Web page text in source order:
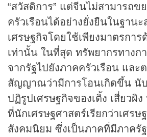
“สวัสดิการ” แต่จีนไม่สามารถข
ครัวเรือนได้อย่างยั่งยืนในฐาน
เศรษฐกิจโดยใช้เพียงมาตรกา
เท่านั้น ในที่สุด ทรัพยากรทางก
จากรัฐไปยังภาคครัวเรือน และ
สัญญาณว่ามีการโอนเกิดขึ้น นั
ปฏิรูปเศรษฐกิจของเติ้ง เสี่ยวผิ
ที่นักเศรษฐศาสตร์เรียกว่าเศร
สังคมนิยม ซึ่งเป็นภาคที่มีภาครั